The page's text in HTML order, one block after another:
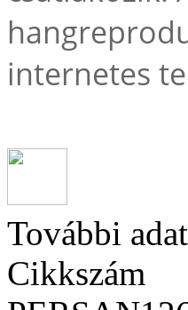
internetes
További
Cikkszám